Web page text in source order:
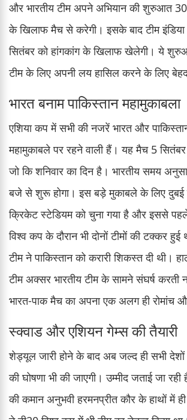
और भारतीय टीम अपने अभियान की शुरुआत
के खिलाफ मैच से करेगी। इसके बाद टीम
सितंबर को हांगकांग के खिलाफ खेलेगी। ये
टीम के लिए अपनी लय हासिल करने के लिए बेहद
भारत बनाम पाकिस्तान महामुकाबला
एशिया कप में सभी की नजरें भारत और
महामुकाबले पर रहने वाली हैं। यह मैच 5
जो कि शनिवार का दिन है। भारतीय समय
बजे से शुरू होगा। इस बड़े मुकाबले के लिए
क्रिकेट स्टेडियम को चुना गया है और इससे
विश्व कप के दौरान भी दोनों टीमों की टक्कर हुई
टीम ने पाकिस्तान को करारी शिकस्त दी थी।
टीम अक्सर भारतीय टीम के सामने संघर्ष
भारत-पाक मैच का अपना एक अलग ही रोमांच
स्क्वाड और एशियन गेम्स की तैयारी
शेड्यूल जारी होने के बाद अब जल्द ही सभी देशों
की घोषणा भी की जाएगी। उम्मीद जताई जा रही
की कमान अनुभवी हरमनप्रीत कौर के हाथों में